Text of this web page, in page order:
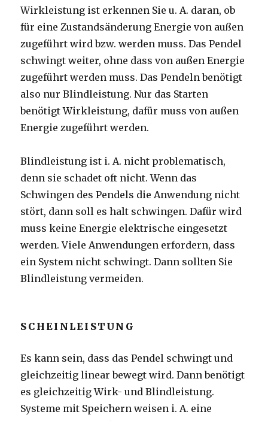
Wirkleistung ist erkennen Sie u. A. daran, ob
für eine Zustandsänderung Energie von außen
zugeführt wird bzw. werden muss. Das Pendel
schwingt weiter, ohne dass von außen Energie
zugeführt werden muss. Das Pendeln benötigt
also nur Blindleistung. Nur das Starten
benötigt Wirkleistung, dafür muss von außen
Energie zugeführt werden.
Blindleistung ist i. A. nicht problematisch,
denn sie schadet oft nicht. Wenn das
Schwingen des Pendels die Anwendung nicht
stört, dann soll es halt schwingen. Dafür wird
muss keine Energie elektrische eingesetzt
werden. Viele Anwendungen erfordern, dass
ein System nicht schwingt. Dann sollten Sie
Blindleistung vermeiden.
SCHEINLEISTUNG
Es kann sein, dass das Pendel schwingt und
gleichzeitig linear bewegt wird. Dann benötigt
es gleichzeitig Wirk- und Blindleistung.
Systeme mit Speichern weisen i. A. eine